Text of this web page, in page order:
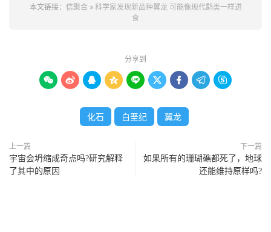
本文链接： 信聚合» 科学家发现新品种翼龙 可能像现代鹬类一样进
食
分享到
        
化石 白垩纪 翼龙
上一篇
宇宙会坍缩成奇点吗?研究解释
了其中的原因
下一篇
如果所有的珊瑚礁都死了，地球
还能维持原样吗?